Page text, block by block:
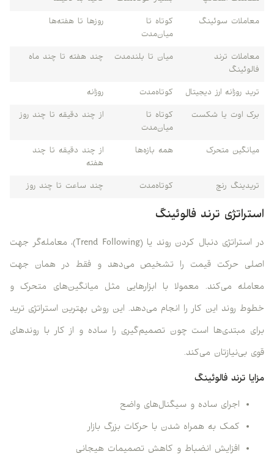
معاملات سوئینگ
کوتاه تا
میان‌مدت
روزها تا هفته‌ها
معاملات ترند
فالوئینگ
میان تا بلندمدت چند هفته تا چند ماه
ترید روزانه ارز دیجیتال کوتاه‌مدت روزانه
برک اوت یا شکست
کوتاه تا
میان‌مدت
از چند دقیقه تا چند روز
میانگین متحرک همه بازه‌ها
از چند دقیقه تا چند
هفته
تریدینگ رنج کوتاه‌مدت چند ساعت تا چند روز
استراتژی ترند فالوئینگ
در استراتژی دنبال کردن روند یا (Trend Following)، معامله‌گر جهت
اصلی حرکت قیمت را تشخیص می‌دهد و فقط در همان جهت
معامله می‌کند. معمولا با ابزارهایی مثل میانگین‌های متحرک و
خطوط روند این کار را انجام می‌دهد. این روش بهترین استراتژی‌ ترید
برای مبتدی‌ها است چون تصمیم‌گیری را ساده و از کار با روندهای
قوی بی‌نیازتان می‌کند.
مزایا ترند فالوئینگ
اجرای ساده و سیگنال‌های واضح
کمک به همراه شدن با حرکات بزرگ بازار
افزایش انضباط و کاهش تصمیمات هیجانی